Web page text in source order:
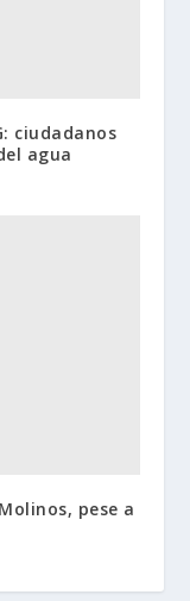
ciudadanos
agua
pese a